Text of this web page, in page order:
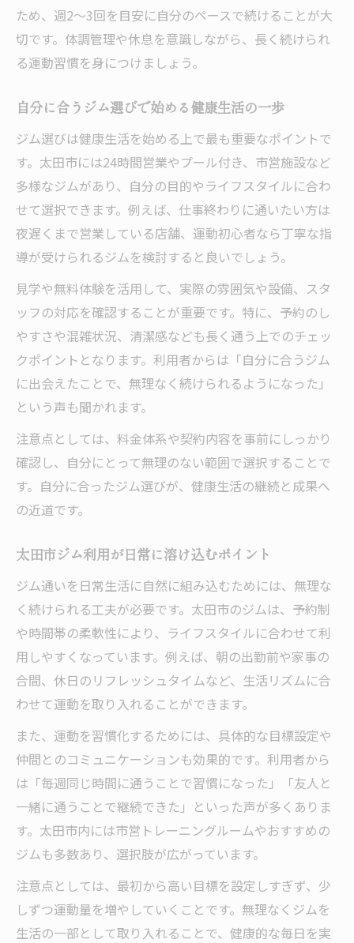
ため、週2〜3回を目安に自分のペースで続けることが大
切です。体調管理や休息を意識しながら、長く続けられ
る運動習慣を身につけましょう。
自分に合うジム選びで始める健康生活の一歩
ジム選びは健康生活を始める上で最も重要なポイントで
す。太田市には24時間営業やプール付き、市営施設など
多様なジムがあり、自分の目的やライフスタイルに合わ
せて選択できます。例えば、仕事終わりに通いたい方は
夜遅くまで営業している店舗、運動初心者なら丁寧な指
導が受けられるジムを検討すると良いでしょう。
見学や無料体験を活用して、実際の雰囲気や設備、スタ
ッフの対応を確認することが重要です。特に、予約のし
やすさや混雑状況、清潔感なども長く通う上でのチェッ
クポイントとなります。利用者からは「自分に合うジム
に出会えたことで、無理なく続けられるようになった」
という声も聞かれます。
注意点としては、料金体系や契約内容を事前にしっかり
確認し、自分にとって無理のない範囲で選択することで
す。自分に合ったジム選びが、健康生活の継続と成果へ
の近道です。
太田市ジム利用が日常に溶け込むポイント
ジム通いを日常生活に自然に組み込むためには、無理な
く続けられる工夫が必要です。太田市のジムは、予約制
や時間帯の柔軟性により、ライフスタイルに合わせて利
用しやすくなっています。例えば、朝の出勤前や家事の
合間、休日のリフレッシュタイムなど、生活リズムに合
わせて運動を取り入れることができます。
また、運動を習慣化するためには、具体的な目標設定や
仲間とのコミュニケーションも効果的です。利用者から
は「毎週同じ時間に通うことで習慣になった」「友人と
一緒に通うことで継続できた」といった声が多くありま
す。太田市内には市営トレーニングルームやおすすめの
ジムも多数あり、選択肢が広がっています。
注意点としては、最初から高い目標を設定しすぎず、少
しずつ運動量を増やしていくことです。無理なくジムを
生活の一部として取り入れることで、健康的な毎日を実